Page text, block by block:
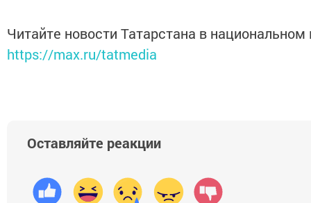
Читайте новости Татарстана в
https://max.ru/tatmedia
Оставляйте реакции